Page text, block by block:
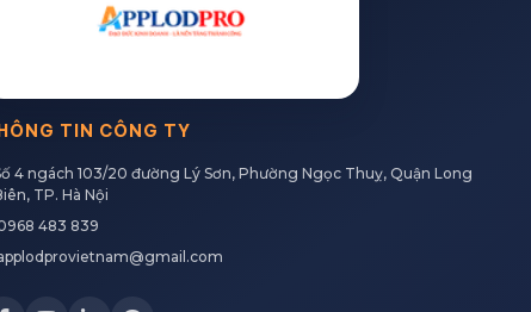
TIN CÔNG TY
4 ngách 103/20 đường Lý Sơn, Phường Ngọc Thuỵ, Quận Long
TP. Hà Nội
483 839